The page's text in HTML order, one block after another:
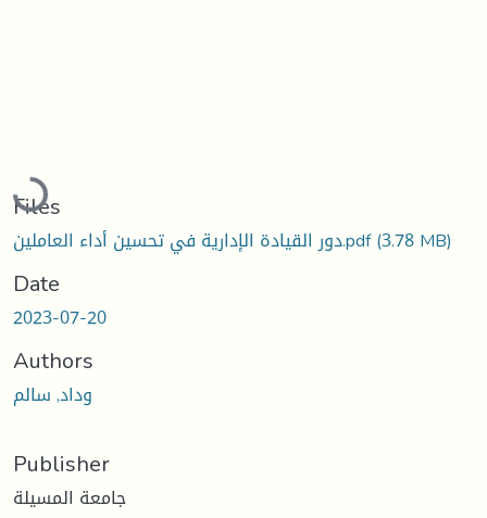
Loading...
Files
دور القيادة الإدارية في تحسين أداء العاملين.pdf(3.78 MB)
Date
2023-07-20
Authors
وداد, سالم
Publisher
جامعة المسيلة